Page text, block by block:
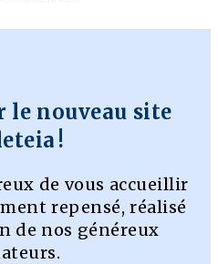
le nouveau site
!
de vous accueillir
repensé, réalisé
de nos généreux